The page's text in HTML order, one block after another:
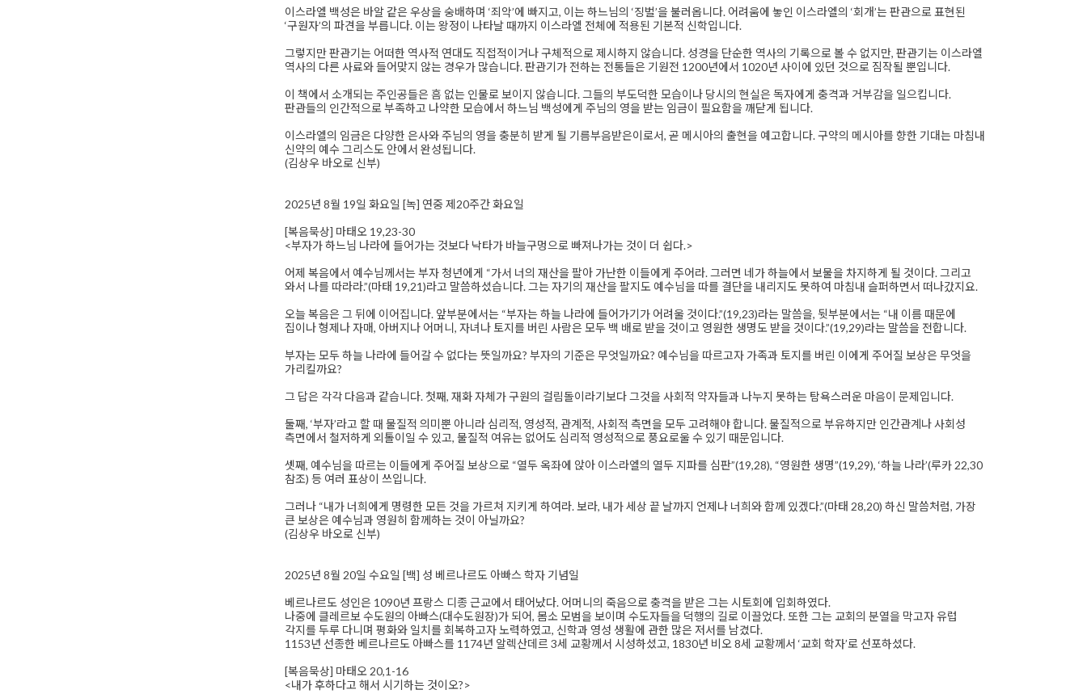
이스라엘 백성은 바알 같은 우상을 숭배하며 ‘죄악’에 빠지고, 이는 하느님의 ‘징벌’을 불러옵니다. 어려움에 놓인 이스라엘의 ‘회개’는 판관으로 표현된
‘구원자’의 파견을 부릅니다. 이는 왕정이 나타날 때까지 이스라엘 전체에 적용된 기본적 신학입니다.
그렇지만 판관기는 어떠한 역사적 연대도 직접적이거나 구체적으로 제시하지 않습니다. 성경을 단순한 역사의 기록으로 볼 수 없지만, 판관기는 이스라엘
역사의 다른 사료와 들어맞지 않는 경우가 많습니다. 판관기가 전하는 전통들은 기원전 1200년에서 1020년 사이에 있던 것으로 짐작될 뿐입니다.
이 책에서 소개되는 주인공들은 흠 없는 인물로 보이지 않습니다. 그들의 부도덕한 모습이나 당시의 현실은 독자에게 충격과 거부감을 일으킵니다.
판관들의 인간적으로 부족하고 나약한 모습에서 하느님 백성에게 주님의 영을 받는 임금이 필요함을 깨닫게 됩니다.
이스라엘의 임금은 다양한 은사와 주님의 영을 충분히 받게 될 기름부음받은이로서, 곧 메시아의 출현을 예고합니다. 구약의 메시아를 향한 기대는 마침내
신약의 예수 그리스도 안에서 완성됩니다.
(김상우 바오로 신부)
2025년 8월 19일 화요일 [녹] 연중 제20주간 화요일
[복음묵상] 마태오 19,23-30
<부자가 하느님 나라에 들어가는 것보다 낙타가 바늘구멍으로 빠져나가는 것이 더 쉽다.>
어제 복음에서 예수님께서는 부자 청년에게 “가서 너의 재산을 팔아 가난한 이들에게 주어라. 그러면 네가 하늘에서 보물을 차지하게 될 것이다. 그리고
와서 나를 따라라.”(마태 19,21)라고 말씀하셨습니다. 그는 자기의 재산을 팔지도 예수님을 따를 결단을 내리지도 못하여 마침내 슬퍼하면서 떠나갔지요.
오늘 복음은 그 뒤에 이어집니다. 앞부분에서는 “부자는 하늘 나라에 들어가기가 어려울 것이다.”(19,23)라는 말씀을, 뒷부분에서는 “내 이름 때문에
집이나 형제나 자매, 아버지나 어머니, 자녀나 토지를 버린 사람은 모두 백 배로 받을 것이고 영원한 생명도 받을 것이다.”(19,29)라는 말씀을 전합니다.
부자는 모두 하늘 나라에 들어갈 수 없다는 뜻일까요? 부자의 기준은 무엇일까요? 예수님을 따르고자 가족과 토지를 버린 이에게 주어질 보상은 무엇을
가리킬까요?
그 답은 각각 다음과 같습니다. 첫째, 재화 자체가 구원의 걸림돌이라기보다 그것을 사회적 약자들과 나누지 못하는 탐욕스러운 마음이 문제입니다.
둘째, ‘부자’라고 할 때 물질적 의미뿐 아니라 심리적, 영성적, 관계적, 사회적 측면을 모두 고려해야 합니다. 물질적으로 부유하지만 인간관계나 사회성
측면에서 철저하게 외톨이일 수 있고, 물질적 여유는 없어도 심리적 영성적으로 풍요로울 수 있기 때문입니다.
셋째, 예수님을 따르는 이들에게 주어질 보상으로 “열두 옥좌에 앉아 이스라엘의 열두 지파를 심판”(19,28), “영원한 생명”(19,29), ‘하늘 나라’(루카 22,30
참조) 등 여러 표상이 쓰입니다.
그러나 “내가 너희에게 명령한 모든 것을 가르쳐 지키게 하여라. 보라, 내가 세상 끝 날까지 언제나 너희와 함께 있겠다.”(마태 28,20) 하신 말씀처럼, 가장
큰 보상은 예수님과 영원히 함께하는 것이 아닐까요?
(김상우 바오로 신부)
2025년 8월 20일 수요일 [백] 성 베르나르도 아빠스 학자 기념일
베르나르도 성인은 1090년 프랑스 디종 근교에서 태어났다. 어머니의 죽음으로 충격을 받은 그는 시토회에 입회하였다.
나중에 클레르보 수도원의 아빠스(대수도원장)가 되어, 몸소 모범을 보이며 수도자들을 덕행의 길로 이끌었다. 또한 그는 교회의 분열을 막고자 유럽
각지를 두루 다니며 평화와 일치를 회복하고자 노력하였고, 신학과 영성 생활에 관한 많은 저서를 남겼다.
1153년 선종한 베르나르도 아빠스를 1174년 알렉산데르 3세 교황께서 시성하셨고, 1830년 비오 8세 교황께서 ‘교회 학자’로 선포하셨다.
[복음묵상] 마태오 20,1-16
<내가 후하다고 해서 시기하는 것이오?>